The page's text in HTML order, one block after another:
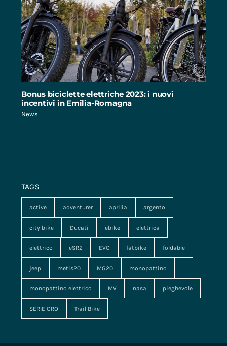
Bonus biciclette elettriche 2023: i nuovi
incentivi in Emilia-Romagna
News
TAGS
active adventurer aprilia argento
city bike Ducati ebike elettrica
elettrico eSR2 EVO fatbike foldable
jeep metis20 MG20 monopattino
monopattino elettrico MV nasa pieghevole
SERIE ORO Trail Bike